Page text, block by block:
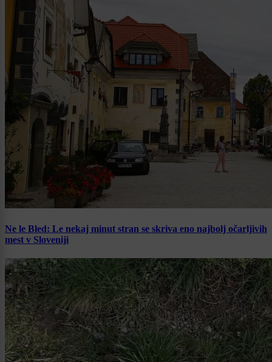
Ne le Bled: Le nekaj minut stran se skriva eno najbolj očarljivih
mest v Sloveniji